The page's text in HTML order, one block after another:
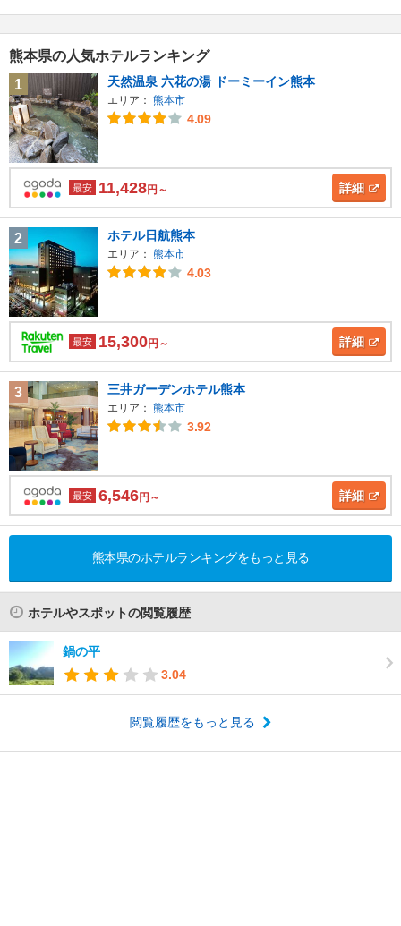
熊本県の人気ホテルランキング
1
天然温泉 六花の湯 ドーミーイン熊本
エリア： 熊本市
4.09
最安 11,428円～ 詳細
2 ホテル日航熊本
エリア： 熊本市
4.03
最安 15,300円～ 詳細
3 三井ガーデンホテル熊本
エリア： 熊本市
3.92
最安 6,546円～ 詳細
熊本県のホテルランキングをもっと見る
ホテルやスポットの閲覧履歴
鍋の平
3.04
閲覧履歴をもっと見る